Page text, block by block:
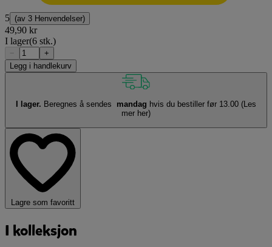
5 (av 3 Henvendelser)
49,90 kr
I lager(6 stk.)
−
+
Legg i handlekurv
I lager. Beregnes å sendes mandag hvis du bestiller før 13.00 (Les
mer her)
Lagre som favoritt
I kolleksjon